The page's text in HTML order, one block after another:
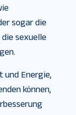
sogar die
sexuelle
und Energie,
können,